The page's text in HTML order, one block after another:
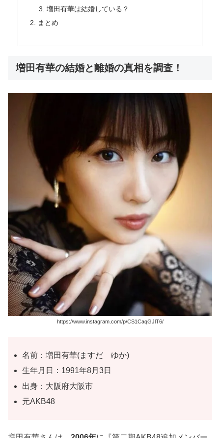
増田有華は結婚している？
まとめ
増田有華の結婚と離婚の真相を調査！
https://www.instagram.com/p/CS1CaqGJlT6/
名前：増田有華(ますだ ゆか)
生年月日：1991年8月3日
出身：大阪府大阪市
元AKB48